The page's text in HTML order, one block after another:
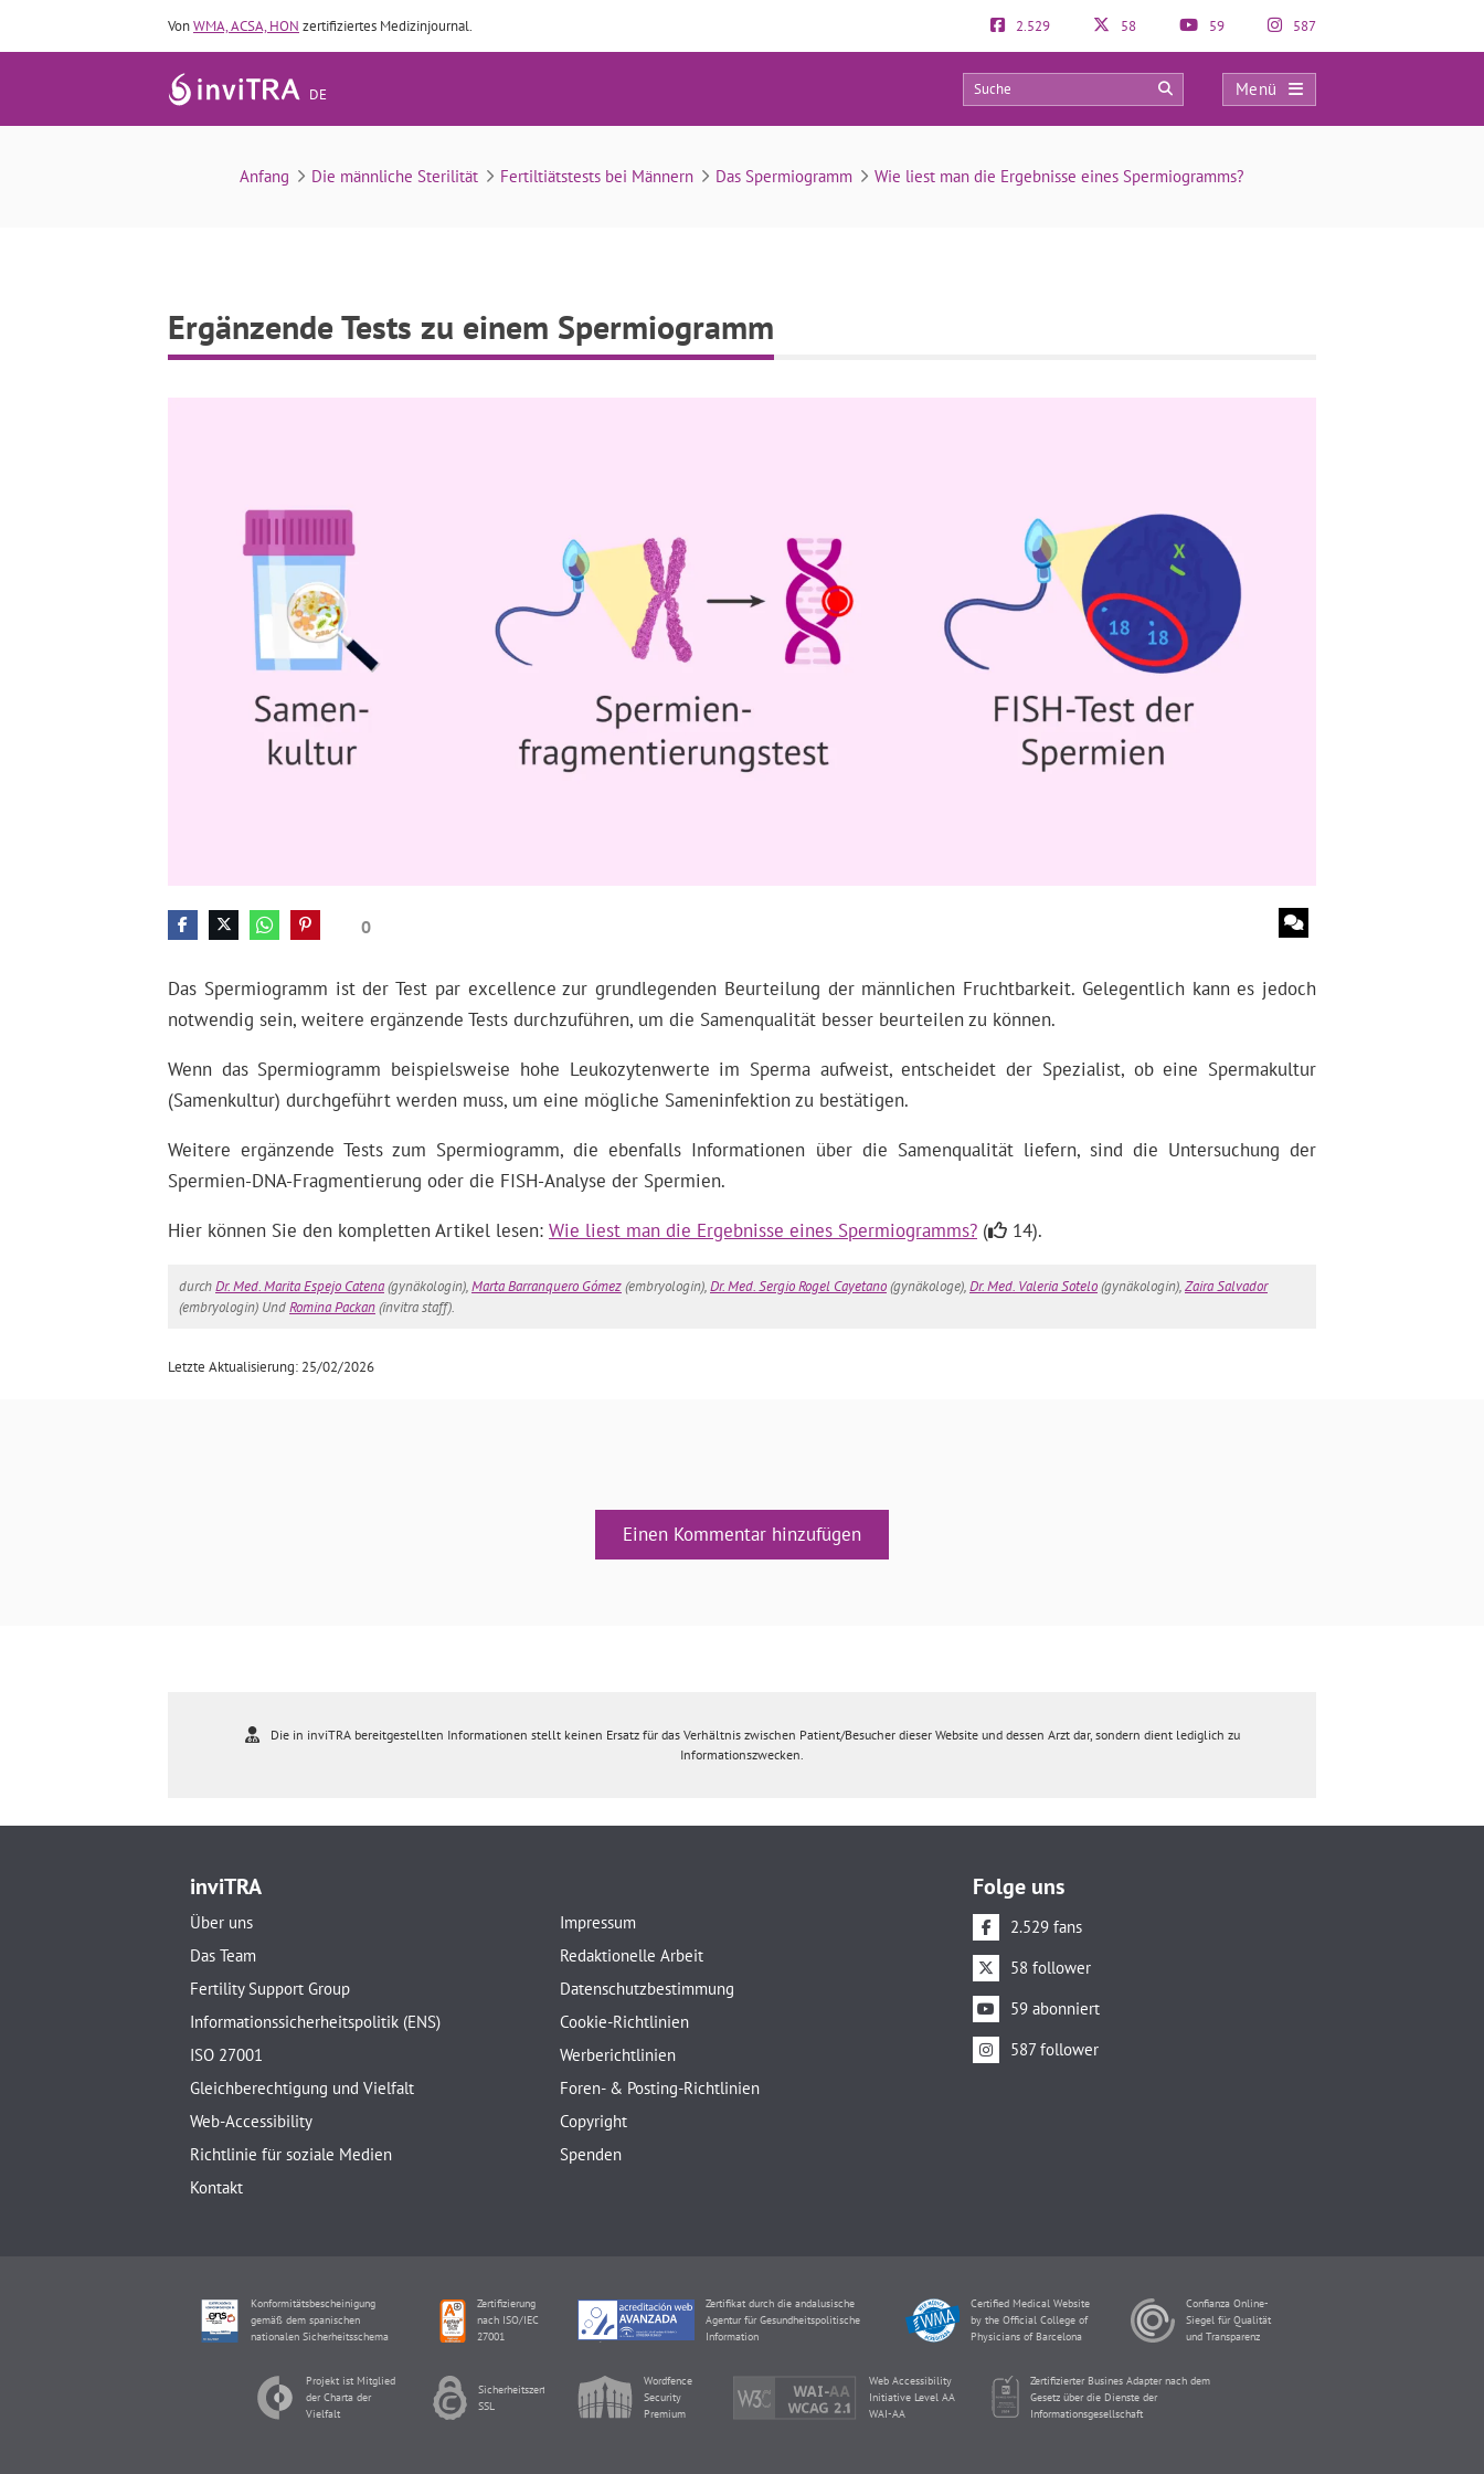
VonWMA, ACSA, HON zertifiziertes Medizinjournal. 2.529 58 59 587
DE
Menü
Ergänzende Tests zu einem Spermiogramm
0 0
Anfang Die männliche Sterilität Fertiltiätstests bei Männern Das Spermiogramm Wie liest man die Ergebnisse eines Spermiogramms?
Ergänzende Tests zu einem Spermiogramm
0
Das Spermiogramm ist der Test par excellence zur grundlegenden Beurteilung der männlichen Fruchtbarkeit. Gelegentlich kann es jedoch
notwendig sein, weitere ergänzende Tests durchzuführen, um die Samenqualität besser beurteilen zu können.
Wenn das Spermiogramm beispielsweise hohe Leukozytenwerte im Sperma aufweist, entscheidet der Spezialist, ob eine Spermakultur
(Samenkultur) durchgeführt werden muss, um eine mögliche Sameninfektion zu bestätigen.
Weitere ergänzende Tests zum Spermiogramm, die ebenfalls Informationen über die Samenqualität liefern, sind die Untersuchung der
Spermien-DNA-Fragmentierung oder die FISH-Analyse der Spermien.
Hier können Sie den kompletten Artikel lesen: Wie liest man die Ergebnisse eines Spermiogramms? ( 14).
durchDr. Med. Marita Espejo Catena(gynäkologin),Marta Barranquero Gómez(embryologin),Dr. Med. Sergio Rogel Cayetano(gynäkologe),Dr. Med. Valeria Sotelo(gynäkologin),Zaira Salvador
(embryologin) UndRomina Packan(invitra staff).
Letzte Aktualisierung: 25/02/2026
Einen Kommentar hinzufügen
Die in inviTRA bereitgestellten Informationen stellt keinen Ersatz für das Verhältnis zwischen Patient/Besucher dieser Website und dessen Arzt dar, sondern dient lediglich zu
Informationszwecken.
inviTRA
Über uns
Das Team
Fertility Support Group
Informationssicherheitspolitik (ENS)
ISO 27001
Gleichberechtigung und Vielfalt
Web-Accessibility
Richtlinie für soziale Medien
Kontakt
Impressum
Redaktionelle Arbeit
Datenschutzbestimmung
Cookie-Richtlinien
Werberichtlinien
Foren- & Posting-Richtlinien
Copyright
Spenden
Folge uns
2.529 fans
58 follower
59 abonniert
587 follower
Konformitätsbescheinigung
gemäß dem spanischen
nationalen Sicherheitsschema
Zertifizierung
nach ISO/IEC
27001
Zertifikat durch die andalusische
Agentur für Gesundheitspolitische
Information
Certified Medical Website
by the Official College of
Physicians of Barcelona
Confianza Online-
Siegel für Qualität
und Transparenz
Projekt ist Mitglied
der Charta der
Vielfalt
Sicherheitszertifikat
SSL
Wordfence
Security
Premium
Web Accessibility
Initiative Level AA
WAI-AA
Zertifizierter Busines Adapter nach dem
Gesetz über die Dienste der
Informationsgesellschaft